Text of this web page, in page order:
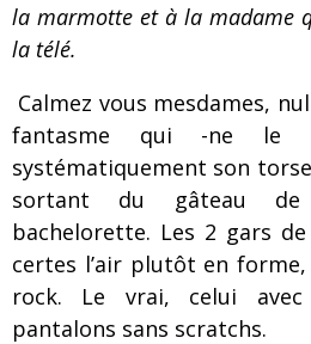
la marmotte et à la madame
la télé.
Calmez vous mesdames,
fantasme qui -ne le
systématiquement son
sortant du gâteau
bachelorette. Les 2 gars
certes l’air plutôt en
rock. Le vrai, celui
pantalons sans scratchs.